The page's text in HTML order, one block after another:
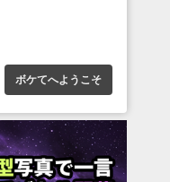
ボケてへようこそ